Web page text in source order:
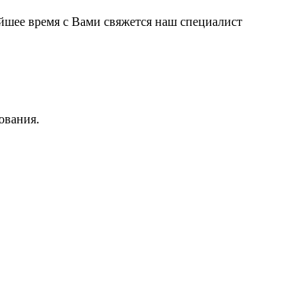
время с Вами свяжется наш специалист